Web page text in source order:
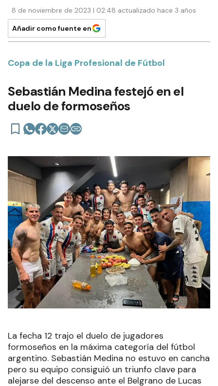
8 de noviembre de 2023 | 02:48 actualizado hace 3 años
Añadir como fuente en
Copa de la Liga Profesional de Fútbol
Sebastián Medina festejó en el
duelo de formoseños
La fecha 12 trajo el duelo de jugadores
formoseños en la máxima categoría del fútbol
argentino. Sebastián Medina no estuvo en cancha
pero su equipo consiguió un triunfo clave para
alejarse del descenso ante el Belgrano de Lucas